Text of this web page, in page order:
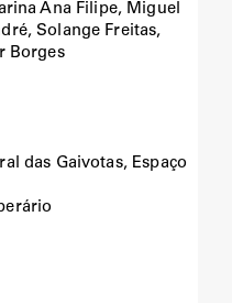
Ana Filipe, Miguel
Solange Freitas,
Borges
das Gaivotas, Espaço